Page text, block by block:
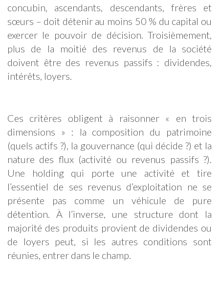
concubin, ascendants, descendants, frères et
sœurs – doit détenir au moins 50 % du capital ou
exercer le pouvoir de décision. Troisièmement,
plus de la moitié des revenus de la société
doivent être des revenus passifs : dividendes,
intérêts, loyers.
Ces critères obligent à raisonner « en trois
dimensions » : la composition du patrimoine
(quels actifs ?), la gouvernance (qui décide ?) et la
nature des flux (activité ou revenus passifs ?).
Une holding qui porte une activité et tire
l’essentiel de ses revenus d’exploitation ne se
présente pas comme un véhicule de pure
détention. À l’inverse, une structure dont la
majorité des produits provient de dividendes ou
de loyers peut, si les autres conditions sont
réunies, entrer dans le champ.